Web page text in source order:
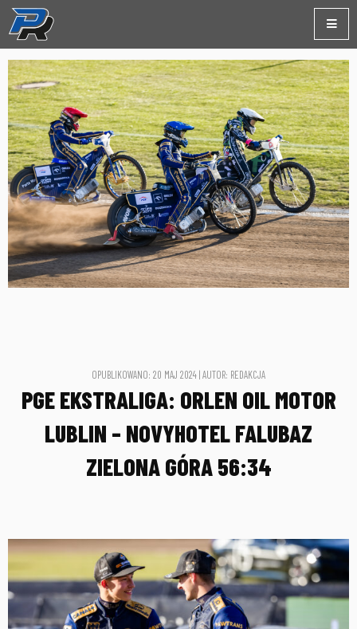
OPUBLIKOWANO: 20 MAJ 2024 | AUTOR: REDAKCJA
PGE EKSTRALIGA: ORLEN OIL MOTOR
LUBLIN – NOVYHOTEL FALUBAZ
ZIELONA GÓRA 56:34